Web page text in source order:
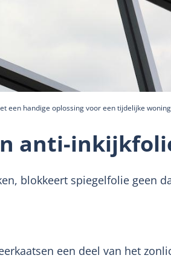
een handige oplossing voor een tijdelijke
anti-
blokkeert spiegelfolie geen
een deel van het